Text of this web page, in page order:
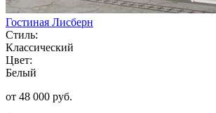
Гостиная Лисберн
Стиль:
Классический
Цвет:
Белый
от 48 000 руб.